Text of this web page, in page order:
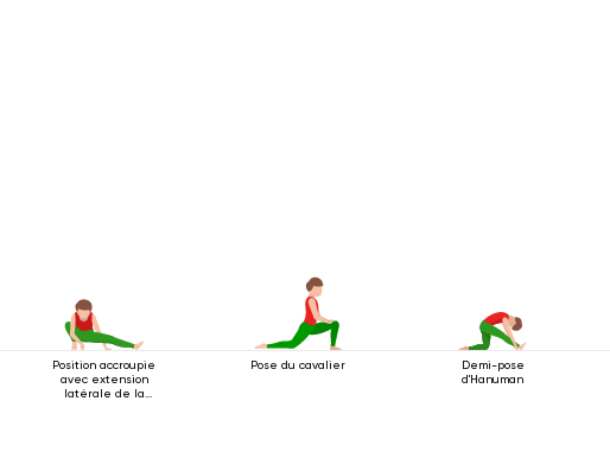
Position accroupie
avec extension
latérale de la
Pose du cavalier
Demi-pose
d'Hanuman